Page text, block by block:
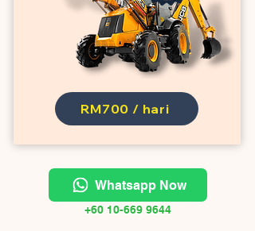
RM700 / hari
Whatsapp Now
+60 10-669 9644